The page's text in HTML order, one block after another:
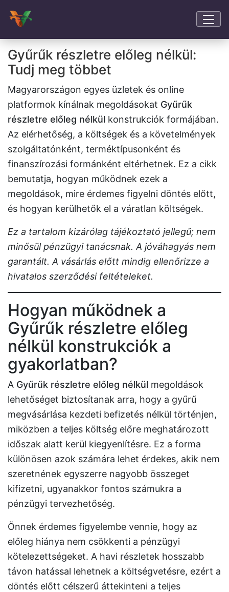
Gyűrűk részletre előleg nélkül:
Tudj meg többet
Magyarországon egyes üzletek és online
platformok kínálnak megoldásokat Gyűrűk
részletre előleg nélkül konstrukciók formájában.
Az elérhetőség, a költségek és a követelmények
szolgáltatónként, terméktípusonként és
finanszírozási formánként eltérhetnek. Ez a cikk
bemutatja, hogyan működnek ezek a
megoldások, mire érdemes figyelni döntés előtt,
és hogyan kerülhetők el a váratlan költségek.
Ez a tartalom kizárólag tájékoztató jellegű; nem
minősül pénzügyi tanácsnak. A jóváhagyás nem
garantált. A vásárlás előtt mindig ellenőrizze a
hivatalos szerződési feltételeket.
Hogyan működnek a
Gyűrűk részletre előleg
nélkül konstrukciók a
gyakorlatban?
A Gyűrűk részletre előleg nélkül megoldások
lehetőséget biztosítanak arra, hogy a gyűrű
megvásárlása kezdeti befizetés nélkül történjen,
miközben a teljes költség előre meghatározott
időszak alatt kerül kiegyenlítésre. Ez a forma
különösen azok számára lehet érdekes, akik nem
szeretnének egyszerre nagyobb összeget
kifizetni, ugyanakkor fontos számukra a
pénzügyi tervezhetőség.
Önnek érdemes figyelembe vennie, hogy az
előleg hiánya nem csökkenti a pénzügyi
kötelezettségeket. A havi részletek hosszabb
távon hatással lehetnek a költségvetésre, ezért a
döntés előtt célszerű áttekinteni a teljes